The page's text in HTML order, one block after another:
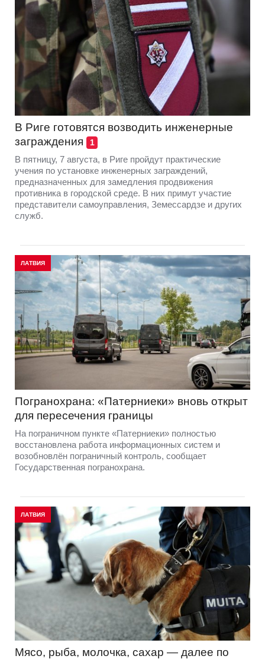
В Риге готовятся возводить инженерные
заграждения
1
В пятницу, 7 августа, в Риге пройдут практические
учения по установке инженерных заграждений,
предназначенных для замедления продвижения
противника в городской среде. В них примут участие
представители самоуправления, Земессардзе и других
служб.
ЛАТВИЯ
Погранохрана: «Патерниеки» вновь открыт
для пересечения границы
На пограничном пункте «Патерниеки» полностью
восстановлена работа информационных систем и
возобновлён пограничный контроль, сообщает
Государственная погранохрана.
ЛАТВИЯ
Мясо, рыба, молочка, сахар — далее по